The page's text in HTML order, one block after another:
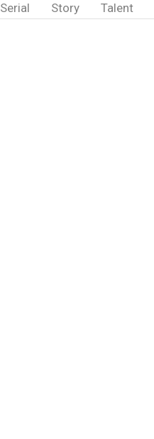
Serial Story Talent